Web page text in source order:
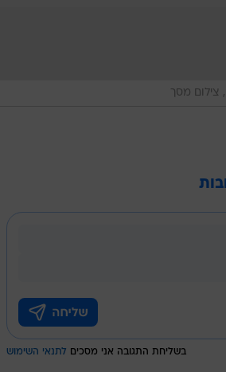
צילום מסך
בשליחת התגובה אני מסכים לתנאי השימוש